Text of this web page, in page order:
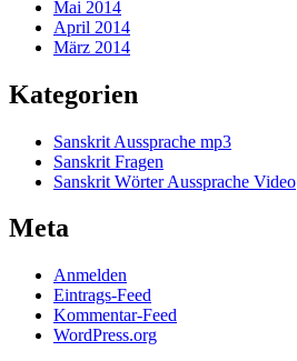
Mai 2014
April 2014
März 2014
Kategorien
Sanskrit Aussprache mp3
Sanskrit Fragen
Sanskrit Wörter Aussprache Video
Meta
Anmelden
Eintrags-Feed
Kommentar-Feed
WordPress.org